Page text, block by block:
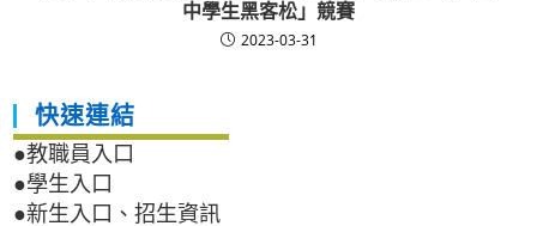
中學生黑客松」競賽
2023-03-31
快速連結
●教職員入口
●學生入口
●新生入口、招生資訊